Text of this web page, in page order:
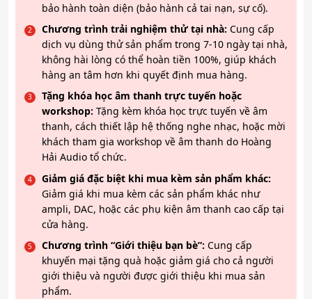
bảo hành toàn diện (bảo hành cả tai nạn, sự cố).
Chương trình trải nghiệm thử tại nhà: Cung cấp
dịch vụ dùng thử sản phẩm trong 7-10 ngày tại nhà,
không hài lòng có thể hoàn tiền 100%, giúp khách
hàng an tâm hơn khi quyết định mua hàng.
Tặng khóa học âm thanh trực tuyến hoặc
workshop: Tặng kèm khóa học trực tuyến về âm
thanh, cách thiết lập hệ thống nghe nhạc, hoặc mời
khách tham gia workshop về âm thanh do Hoàng
Hải Audio tổ chức.
Giảm giá đặc biệt khi mua kèm sản phẩm khác:
Giảm giá khi mua kèm các sản phẩm khác như
ampli, DAC, hoặc các phụ kiện âm thanh cao cấp tại
cửa hàng.
Chương trình “Giới thiệu bạn bè”: Cung cấp
khuyến mại tặng quà hoặc giảm giá cho cả người
giới thiệu và người được giới thiệu khi mua sản
phẩm.